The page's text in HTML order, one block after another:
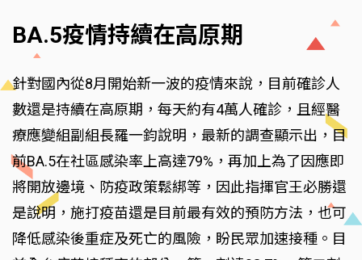
BA.5疫情持續在高原期
針對國內從8月開始新一波的疫情來說，目前確診人
數還是持續在高原期，每天約有4萬人確診，且經醫
療應變組副組長羅一鈞說明，最新的調查顯示出，目
前BA.5在社區感染率上高達79%，再加上為了因應即
將開放邊境、防疫政策鬆綁等，因此指揮官王必勝還
是說明，施打疫苗還是目前最有效的預防方法，也可
降低感染後重症及死亡的風險，盼民眾加速接種。目